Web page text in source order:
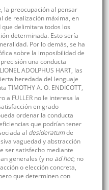
la preocupación al pensar
de realización máxima, en
delimitara todos los
determinada. Esto sería
Por lo demás, se ha
sobre la imposibilidad de
una conducta
ADOLPHUS HART, las
heredada del lenguaje
TIMOTHY A. O. ENDICOTT,
a FULLER no le interesa la
en grado
ordenar la conducta
que podrían tener
al desideratumde
vaguedad y abstracción
ser satisfecho mediante
generales (y no ad hoc; no
o elección concreta,
que determinen con